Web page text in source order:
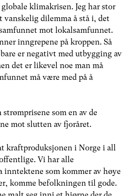
klimakrisen. Jeg har stor
vanskelig dilemma å stå i, det
mot lokalsamfunnet.
inngrepene på kroppen. Så
er negativt med utbygging av
det er likevel noe man må
må være med på å
som en av de
mot slutten av fjoråret.
kraftproduksjonen i Norge i all
Vi har alle
inntektene som kommer av høye
komme befolkningen til gode.